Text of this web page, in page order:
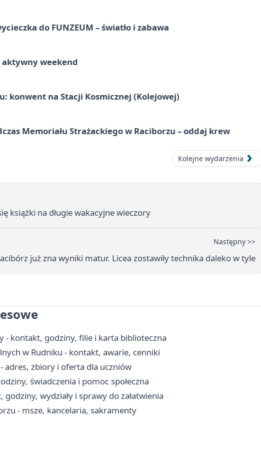
do FUNZEUM – światło i zabawa
aktywny weekend
konwent na Stacji Kosmicznej (Kolejowej)
Memoriału Strażackiego w Raciborzu – oddaj krew
Kolejne wydarzenia
książki na długie wakacyjne wieczory
Następny >>
już zna wyniki matur. Licea zostawiły technika daleko w tyle
- kontakt, godziny, filie i karta biblioteczna
w Rudniku - kontakt, awarie, cenniki
adres, zbiory i oferta dla uczniów
świadczenia i pomoc społeczna
wydziały i sprawy do załatwienia
- msze, kancelaria, sakramenty